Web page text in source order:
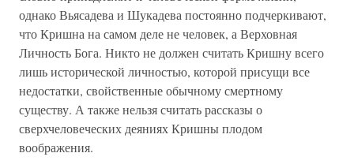
однако Вьясадева и Шукадева постоянно подчеркивают,
что Кришна на самом деле не человек, а Верховная
Личность Бога. Никто не должен считать Кришну всего
лишь исторической личностью, которой присущи все
недостатки, свойственные обычному смертному
существу. А также нельзя считать рассказы о
сверхчеловеческих деяниях Кришны плодом
воображения.